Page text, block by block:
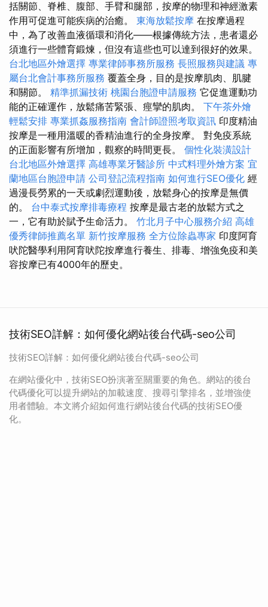
括關節、脊椎、腹部、手臂和腿部，按摩的物理和神經激素
作用可促進可能疾病的治癒。 東海放鬆按摩 在按摩過程
中，為了改善血液循環和消化——根據傳統方法，患者還必
須進行一些體育鍛煉，但沒有這些也可以達到很好的效果。
台北地區外燴選擇 專業律師事務所服務 長照服務與建議 專
屬台北會計事務所服務 覆蓋全身，目的是按摩肌肉、肌腱
和關節。 精準抓漏技術 桃園台胞證申請服務 它促進運動功
能的正確運作，放鬆痛苦緊張、痙攣的肌肉。 下午茶外燴
輕鬆安排 專業抓姦服務指南 會計師證照考取資訊 印度精油
按摩是一種用溫暖的香精油進行的全身按摩。 對免疫系統
的正面影響有所增加，觀察的時間更長。 個性化裝潢設計
台北地區外燴選擇 高雄專業牙醫診所 中式料理外燴方案 宜
蘭地區台胞證申請 公司登記流程指南 如何進行SEO優化 經
過漫長勞累的一天或劇烈運動後，放鬆身心的按摩是無價
的。 台中泰式按摩排毒療程 按摩是最古老的放鬆方式之
一，它有助於賦予生命活力。 竹北月子中心服務介紹 高雄
優秀律師推薦名單 新竹按摩服務 全方位除蟲專家 印度阿育
吠陀醫學利用阿育吠陀按摩進行養生、排毒、增強免疫和美
容按摩已有4000年的歷史。
技術SEO詳解：如何優化網站後台代碼-seo公司
技術SEO詳解：如何優化網站後台代碼-seo公司
在網站優化中，技術SEO扮演著至關重要的角色。網站的後台
代碼優化可以提升網站的加載速度、搜尋引擎排名，並增強使
用者體驗。本文將介紹如何進行網站後台代碼的技術SEO優
化。